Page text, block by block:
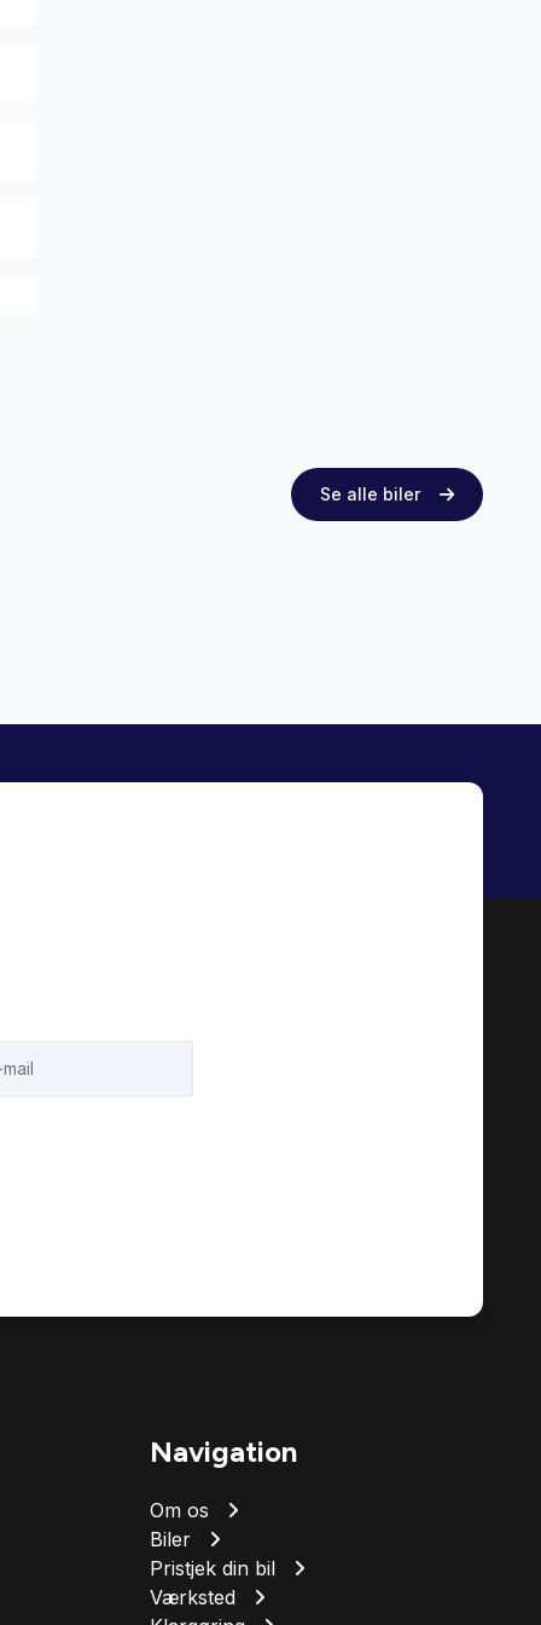
Se alle biler
Navigation
Om os
Biler
Pristjek din bil
Værksted